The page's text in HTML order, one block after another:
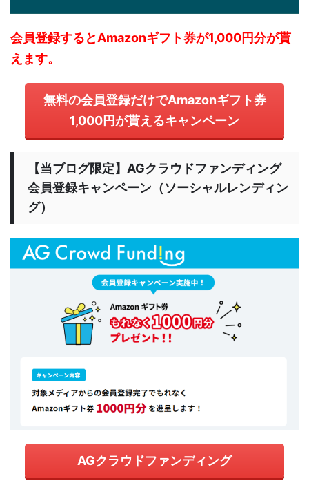
会員登録するとAmazonギフト券が1,000円分が貰
えます。
無料の会員登録だけでAmazonギフト券
1,000円が貰えるキャンペーン
【当ブログ限定】AGクラウドファンディング
会員登録キャンペーン（ソーシャルレンディン
グ）
AGクラウドファンディング